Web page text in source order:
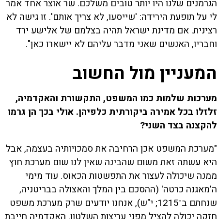
הגרמנים שלנו היו יותר טובים משלכם. שר אוצר אחד אמר
לי על תופעת הירידה: 'שייסעו, לא צריך אותם'. זו גישה לא
רצינית. אם מדינת ישראל תהיה בצלמם של אלישע ירד
וחבריו, האנשים שאני מדבר עליהם לא יישארו כאן".
המעניין מול החשוב
מערכות שלמות כמו המשפט, התקשורת והאקדמיה,
זלזלו בכל אמירה ביקורתית כלפיהן. אולי בכך הן גרמו
להקצנה בצד השני?
"מערכת המשפט אכן הרחיבה את סמכויותיה בעצמה, אבל
היא עשתה זאת משום שהבינה שאין לנו שום מערכת חוץ
ממנה שיכולה לעצור את התפשטות הכאוס. עוד מימי
ה'מאגנה כרטה' (ההסכם בין המלך והאצולה בבריטניה,
שנחתם ב־1215; י"ש), אנחנו יודעים שרק מערכת משפט